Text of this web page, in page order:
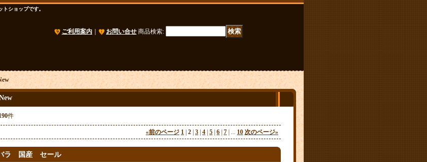
ショップです。
ご利用案内 お問い合せ 商品検索:
件
«前のページ 1 2 3 4 5 6 7 ... 10 次のページ»
ラ 国産 セール